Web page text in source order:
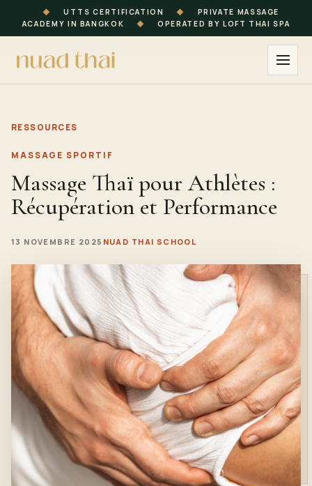
◆ UTTS CERTIFICATION ◆
PRIVATE MASSAGE
ACADEMY IN BANGKOK
◆ OPERATED BY LOFT THAI SPA
RESSOURCES
MASSAGE SPORTIF
Massage Thaï pour Athlètes :
Récupération et Performance
13 NOVEMBRE 2025 NUAD THAI SCHOOL